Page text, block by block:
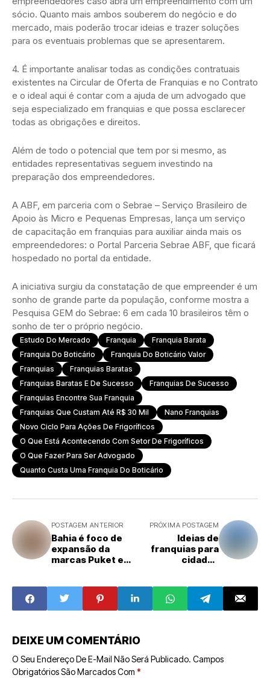
sócio. Quanto mais ambos souberem do negócio e do
mercado, mais poderão trocar ideias e trazer soluções
para os eventuais problemas que se apresentarem.
4. É importante analisar todas as condições contratuais
existentes na Circular de Oferta de Franquias e no Contrato
e o ideal aqui é contar com a ajuda de um advogado que
seja especializado em franquias e que possa esclarecer
todas as obrigações e direitos.
Além de todo o potencial que tem por si mesmo, as
entidades representativas seguem investindo na
preparação dos empreendedores.
A ABF, em parceria com o Sebrae – Serviço Brasileiro de
Apoio às Micro e Pequenas Empresas, lança um serviço
de capacitação em franquias para auxiliar ainda mais os
empreendedores: o Portal Parceria Sebrae ABF, que ficará
hospedado no portal da entidade.
A iniciativa surgiu da constatação de que empreender é um
sonho de grande parte da população, conforme mostra a
Pesquisa GEM do Sebrae: 6 em cada 10 brasileiros têm o
sonho de ter o próprio negócio.
Estudo Do Mercado Franquia
Franquia Barata
Franquia Do Boticário
Franquia Do Boticário Valor
Franquias
Franquias Baratas
Franquias Baratas E De Sucesso
Franquias De Sucesso
Franquias Encontre Sua Franquia
Franquias Que Custam Até R$ 30 Mil
Nano Franquias
Novo Ciclo Para Ações De Frigoríficos
O Que Está Acontecendo Com Setor De Frigoríficos
O Que Fazer Para Ser Advogado
Quanto Custa Uma Franquia Do Boticário
POSTAGEM ANTERIOR
Bahia é foco de
expansão da
marcas Puket e
PRÓXIMA POSTAGEM
Ideias de
franquias para
cidades
DEIXE UM COMENTÁRIO
O Seu Endereço De E-Mail Não Será Publicado. Campos
Obrigatórios São Marcados Com *